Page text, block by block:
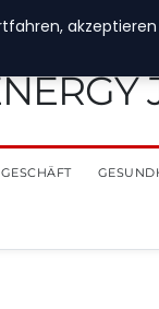
GESCHÄFT
und